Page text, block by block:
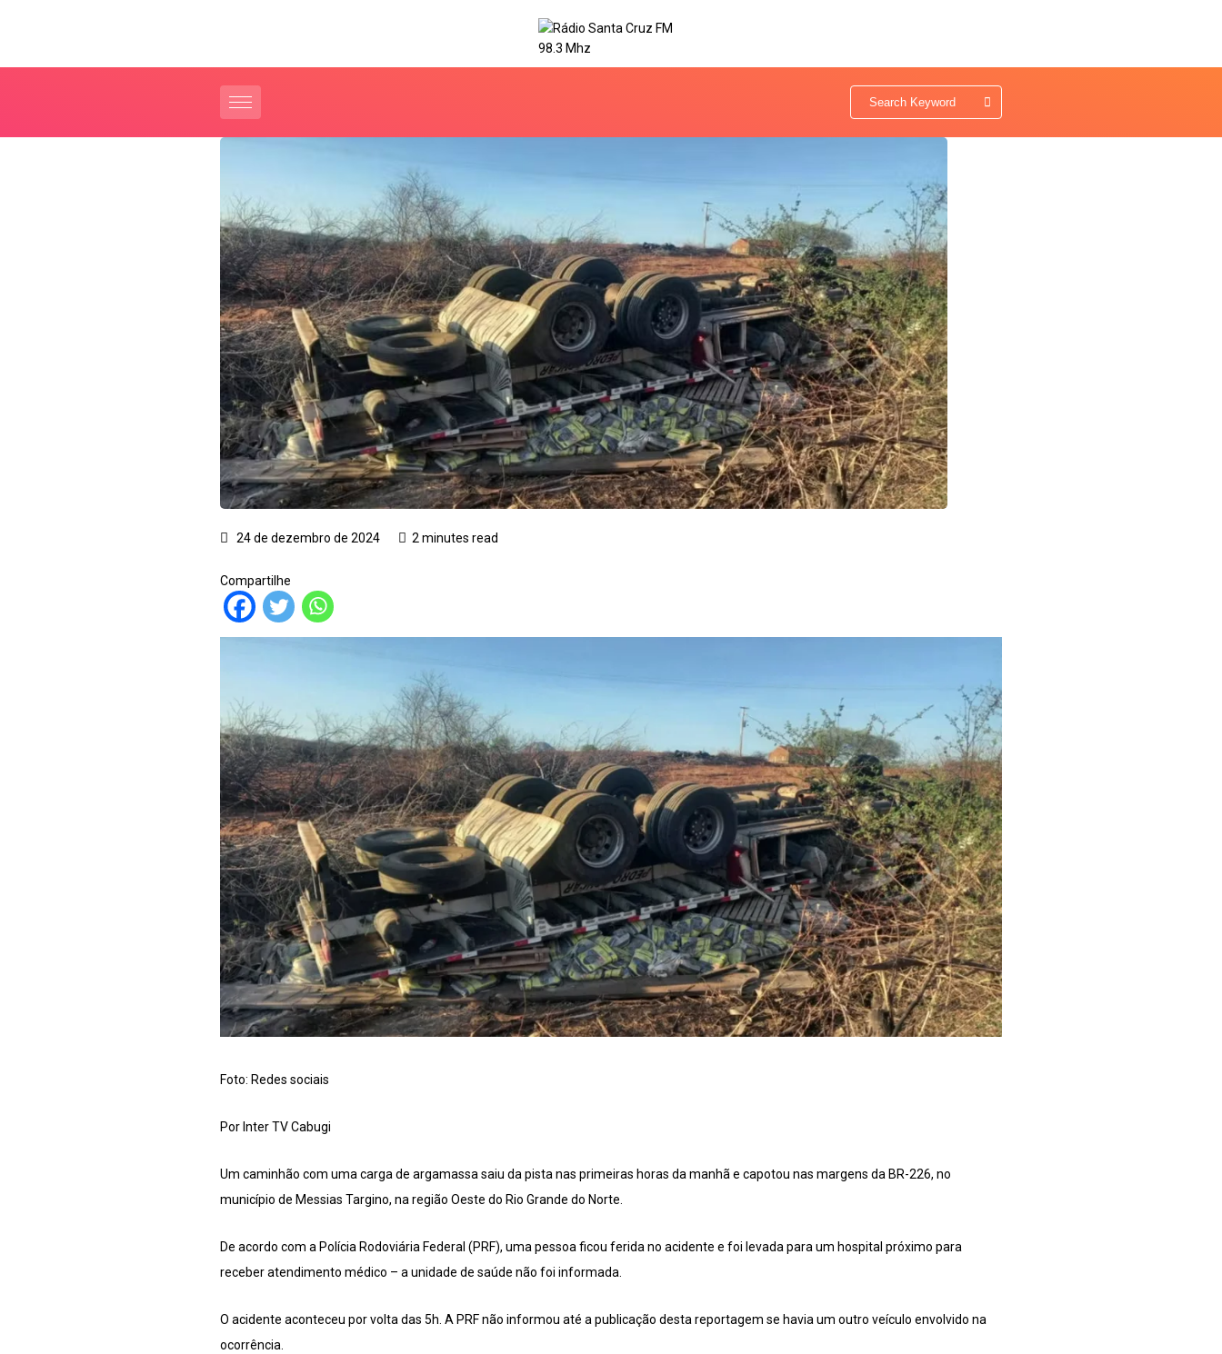
24 de dezembro de 2024 2 minutes read
Compartilhe
Foto: Redes sociais
Por Inter TV Cabugi
Um caminhão com uma carga de argamassa saiu da pista nas primeiras horas da manhã e capotou nas margens da BR-226, no
município de Messias Targino, na região Oeste do Rio Grande do Norte.
De acordo com a Polícia Rodoviária Federal (PRF), uma pessoa ficou ferida no acidente e foi levada para um hospital próximo para
receber atendimento médico – a unidade de saúde não foi informada.
O acidente aconteceu por volta das 5h. A PRF não informou até a publicação desta reportagem se havia um outro veículo envolvido na
ocorrência.